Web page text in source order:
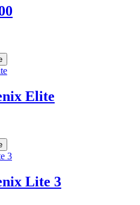
Elite
Lite 3